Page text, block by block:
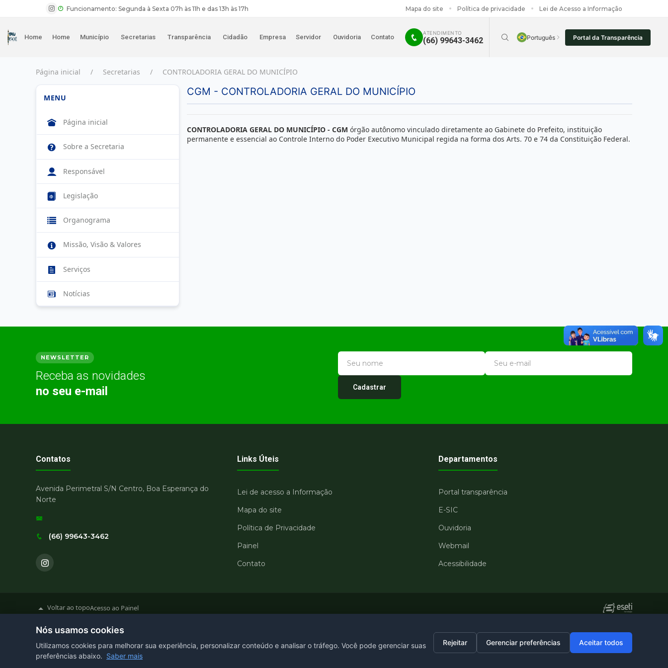
Funcionamento: Segunda à Sexta 07h às 11h e das 13h às 17h Mapa do site Política de privacidade Lei de Acesso a Informação
Home Home Município Secretarias Transparência Cidadão Empresa Servidor Ouvidoria Contato
ATENDIMENTO
(66) 99643-3462 Português Portal da Transparência
Página inicial Secretarias CONTROLADORIA GERAL DO MUNICÍPIO
MENU
Página inicial
Sobre a Secretaria
Responsável
Legislação
Organograma
Missão, Visão & Valores
Serviços
Notícias
CGM - CONTROLADORIA GERAL DO MUNICÍPIO
CONTROLADORIA GERAL DO MUNICÍPIO - CGM órgão autônomo vinculado diretamente ao Gabinete do Prefeito, instituição
permanente e essencial ao Controle Interno do Poder Executivo Municipal regida na forma dos Arts. 70 e 74 da Constituição Federal.
NEWSLETTER
Receba as novidades
no seu e-mail
Cadastrar
Contatos
Avenida Perimetral S/N Centro, Boa Esperança do
Norte
(66) 99643-3462
Links Úteis
Lei de acesso a Informação
Mapa do site
Política de Privacidade
Painel
Contato
Departamentos
Portal transparência
E-SIC
Ouvidoria
Webmail
Acessibilidade
Voltar ao topoAcesso ao Painel
Nós usamos cookies
Utilizamos cookies para melhorar sua experiência, personalizar conteúdo e analisar o tráfego. Você pode gerenciar suas
preferências abaixo. Saber mais
Rejeitar Gerenciar preferências Aceitar todos